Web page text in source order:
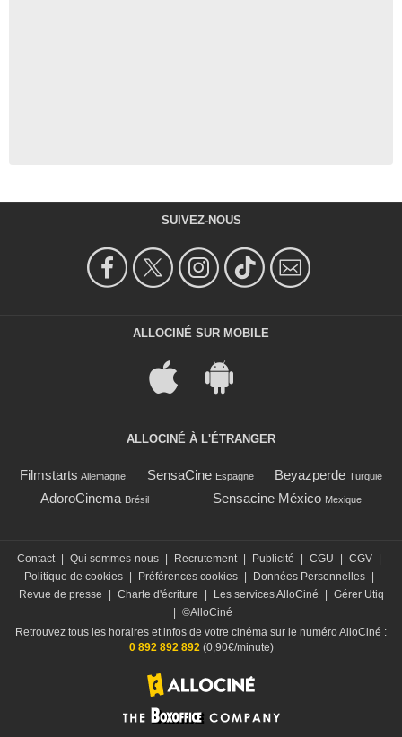
SUIVEZ-NOUS
ALLOCINÉ SUR MOBILE
ALLOCINÉ À L'ÉTRANGER
Filmstarts Allemagne SensaCine Espagne Beyazperde Turquie
AdoroCinema Brésil Sensacine México Mexique
Contact | Qui sommes-nous | Recrutement | Publicité | CGU | CGV |
Politique de cookies | Préférences cookies | Données Personnelles |
Revue de presse
| Charte d'écriture | Les services AlloCiné | Gérer Utiq
| ©AlloCiné
Retrouvez tous les horaires et infos de votre cinéma sur le numéro AlloCiné :
0 892 892 892 (0,90€/minute)